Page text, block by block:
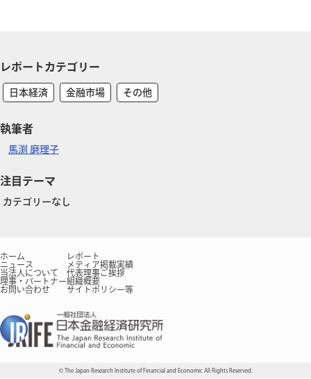
レポートカテゴリー
日本経済 金融市場 その他
執筆者
馬渕 磨理子
注目テーマ
カテゴリーなし
ホーム
レポート
ニュース
メディア掲載実績
当法人について
代表理事ご挨拶
理事・パートナー組織概要
お問い合わせ
サイトポリシー等
© The Japan Research Institute of Financial and Economic All Rights Reserved.